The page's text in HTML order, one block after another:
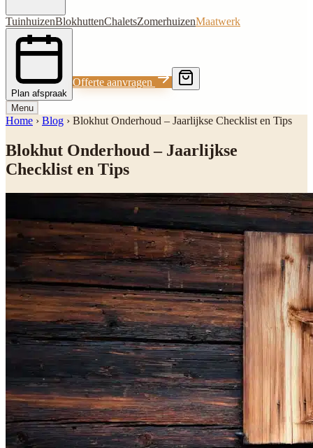
TuinhuizenBlokhuttenChaletsZomerhuizenMaatwerk
Plan afspraak
Offerte aanvragen
Menu
Home › Blog › Blokhut Onderhoud – Jaarlijkse Checklist en Tips
Blokhut Onderhoud – Jaarlijkse
Checklist en Tips